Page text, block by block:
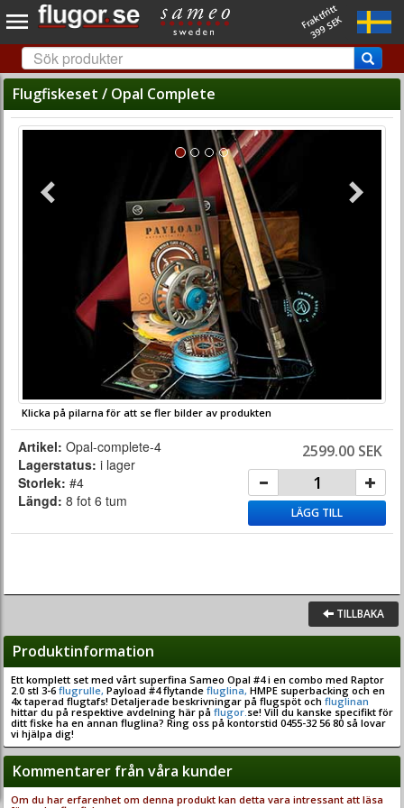
Fraktfritt
399 SEK
Flugfiskeset / Opal Complete
Klicka på pilarna för att se fler bilder av produkten
Artikel: Opal-complete-4
Lagerstatus: i lager
Storlek: #4
Längd: 8 fot 6 tum
2599.00 SEK
LÄGG TILL
TILLBAKA
Produktinformation
Ett komplett set med vårt superfina Sameo Opal #4 i en combo med Raptor
2.0 stl 3-6 flugrulle, Payload #4 flytande fluglina, HMPE superbacking och en
4x taperad flugtafs! Detaljerade beskrivningar på flugspöt och fluglinan
hittar du på respektive avdelning här på flugor.se! Vill du kanske specifikt för
ditt fiske ha en annan fluglina? Ring oss på kontorstid 0455-32 56 80 så lovar
vi hjälpa dig!
Kommentarer från våra kunder
Om du har erfarenhet om denna produkt kan detta vara intressant att läsa